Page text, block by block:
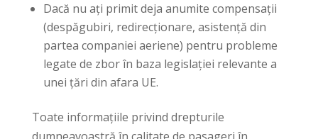
Dacă nu ați primit deja anumite compensații
(despăgubiri, redirecționare, asistență din
partea companiei aeriene) pentru probleme
legate de zbor în baza legislației relevante a
unei țări din afara UE.
Toate informațiile privind drepturile